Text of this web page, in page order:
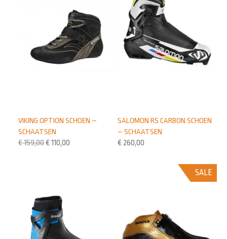
SALOMON RS CARBON SCHOEN
– SCHAATSEN
€ 260,00
VIKING OPTION SCHOEN –
SCHAATSEN
€159,00€ 110,00
SALE